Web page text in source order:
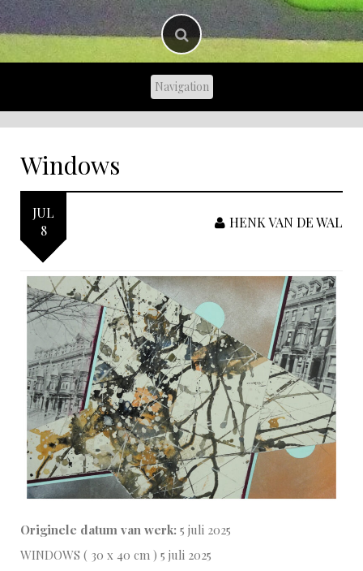
Windows
JUL
8
HENK VAN DE WAL
Originele datum van werk: 5 juli 2025
WINDOWS ( 30 x 40 cm ) 5 juli 2025